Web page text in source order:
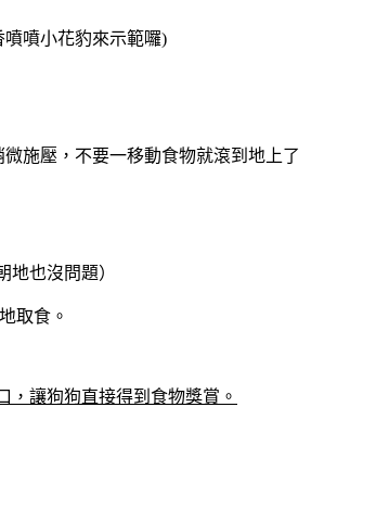
噴小花豹來示範囉)
施壓，不要一移動食物就滾到地上了
也沒問題）
取食。
，讓狗狗直接得到食物獎賞。